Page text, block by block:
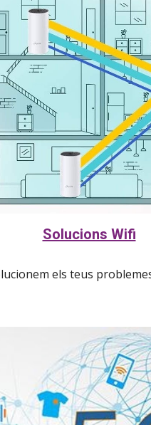
Solucions Wifi
els teus